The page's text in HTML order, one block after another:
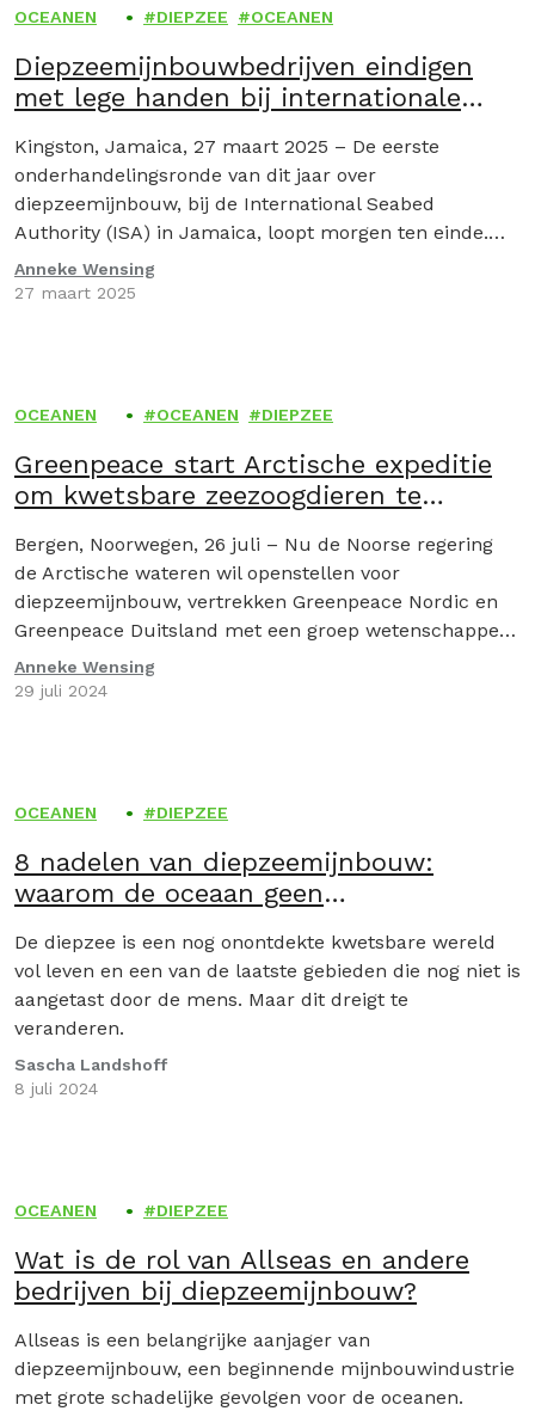
OCEANEN DIEPZEE OCEANEN
Diepzeemijnbouwbedrijven eindigen
met lege handen bij internationale
Kingston, Jamaica, 27 maart 2025 – De eerste
onderhandelingsronde van dit jaar over
diepzeemijnbouw, bij de International Seabed
Authority (ISA) in Jamaica, loopt morgen ten einde.
The Metals Company, partner van…
Anneke Wensing
27 maart 2025
OCEANEN OCEANEN DIEPZEE
Greenpeace start Arctische expeditie
om kwetsbare zeezoogdieren te
diepzeemijnbouw
Bergen, Noorwegen, 26 juli – Nu de Noorse regering
de Arctische wateren wil openstellen voor
diepzeemijnbouw, vertrekken Greenpeace Nordic en
Greenpeace Duitsland met een groep wetenschappers
en campagnevoerders naar het mijnbouwgebied…
Anneke Wensing
29 juli 2024
OCEANEN DIEPZEE
8 nadelen van diepzeemijnbouw:
waarom de oceaan geen
De diepzee is een nog onontdekte kwetsbare wereld
vol leven en een van de laatste gebieden die nog niet is
aangetast door de mens. Maar dit dreigt te
veranderen.
Sascha Landshoff
8 juli 2024
OCEANEN DIEPZEE
Wat is de rol van Allseas en andere
bedrijven bij diepzeemijnbouw?
Allseas is een belangrijke aanjager van
diepzeemijnbouw, een beginnende mijnbouwindustrie
met grote schadelijke gevolgen voor de oceanen.